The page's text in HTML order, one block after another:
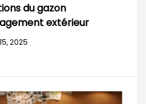
du gazon
extérieur
2025